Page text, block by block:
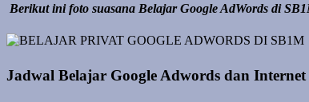
Berikut ini foto suasana Belajar Google AdWords di
Jadwal Belajar Google Adwords dan